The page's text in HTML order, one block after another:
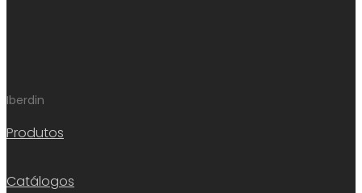
Iberdin
Produtos
Catálogos